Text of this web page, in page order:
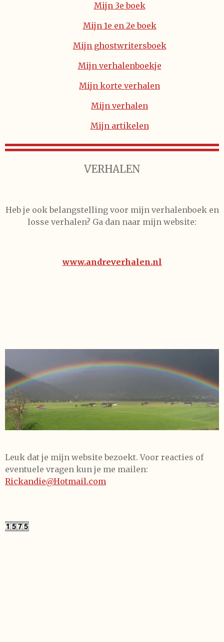
Mijn 3e boek
Mijn 1e en 2e boek
Mijn ghostwritersboek
Mijn verhalenboekje
Mijn korte verhalen
Mijn verhalen
Mijn artikelen
VERHALEN
Heb je ook belangstelling voor mijn verhalenboek en
losse verhalen? Ga dan naar mijn website:
www.andreverhalen.nl
Leuk dat je mijn website bezoekt. Voor reacties of
eventuele vragen kun je me mailen:
Rickandie@Hotmail.com